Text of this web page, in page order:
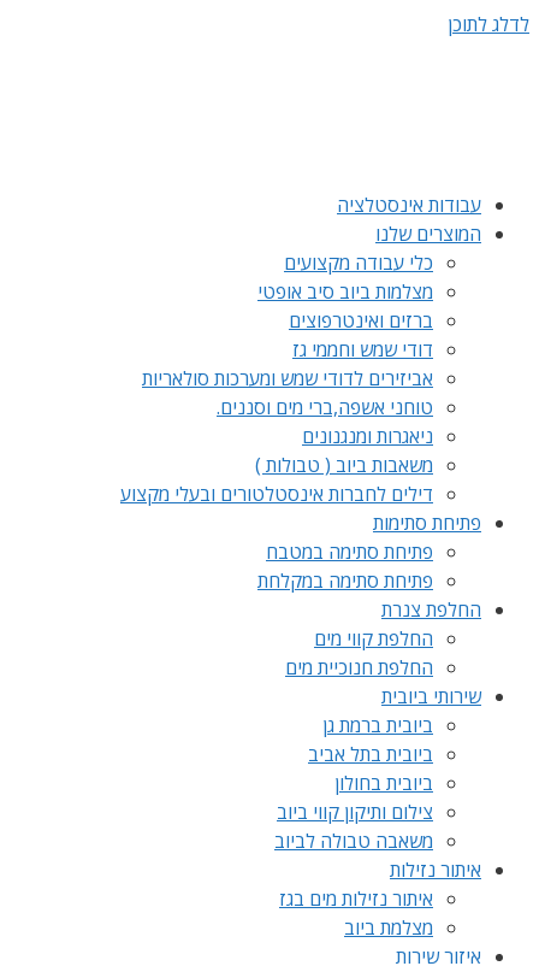
לדלג לתוכן
עבודות אינסטלציה
המוצרים שלנו
כלי עבודה מקצועים
מצלמות ביוב סיב אופטי
ברזים ואינטרפוצים
דודי שמש וחממי גז
אביזירים לדודי שמש ומערכות סולאריות
טוחני אשפה,ברי מים וסננים.
ניאגרות ומנגנונים
משאבות ביוב ( טבולות )
דילים לחברות אינסטלטורים ובעלי מקצוע
פתיחת סתימות
פתיחת סתימה במטבח
פתיחת סתימה במקלחת
החלפת צנרת
החלפת קווי מים
החלפת חנוכיית מים
שירותי ביובית
ביובית ברמת גן
ביובית בתל אביב
ביובית בחולון
צילום ותיקון קווי ביוב
משאבה טבולה לביוב
איתור נזילות
איתור נזילות מים בגז
מצלמת ביוב
איזור שירות